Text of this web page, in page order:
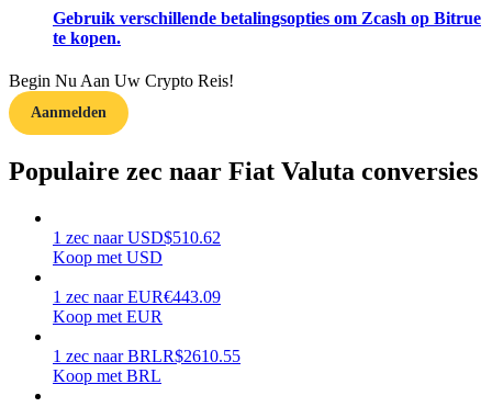
Handelsstrategieën
Leer hoe u winstgevend kunt blijven
Verdienen
Gebruik verschillende betalingsopties om Zcash op Bitrue
te kopen.
Begin Nu Aan Uw Crypto Reis!
Aanmelden
Populaire zec naar Fiat Valuta conversies
1 zec naar USD$510.62
Koop met USD
1 zec naar EUR€443.09
Koop met EUR
1 zec naar BRLR$2610.55
Koop met BRL